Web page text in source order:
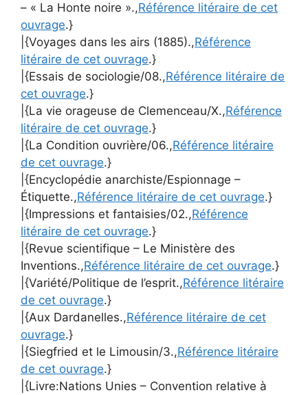
– « La Honte noire ».,Référence litéraire de cet
ouvrage.}
|{Voyages dans les airs (1885).,Référence
litéraire de cet ouvrage.}
|{Essais de sociologie/08.,Référence litéraire de
cet ouvrage.}
|{La vie orageuse de Clemenceau/X.,Référence
litéraire de cet ouvrage.}
|{La Condition ouvrière/06.,Référence litéraire
de cet ouvrage.}
|{Encyclopédie anarchiste/Espionnage –
Étiquette.,Référence litéraire de cet ouvrage.}
|{Impressions et fantaisies/02.,Référence
litéraire de cet ouvrage.}
|{Revue scientifique – Le Ministère des
Inventions.,Référence litéraire de cet ouvrage.}
|{Variété/Politique de l’esprit.,Référence litéraire
de cet ouvrage.}
|{Aux Dardanelles.,Référence litéraire de cet
ouvrage.}
|{Siegfried et le Limousin/3.,Référence litéraire
de cet ouvrage.}
|{Livre:Nations Unies – Convention relative à